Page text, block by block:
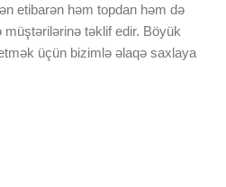
etibarən həm topdan həm də
müştərilərinə təklif edir. Böyük
üçün bizimlə əlaqə saxlaya